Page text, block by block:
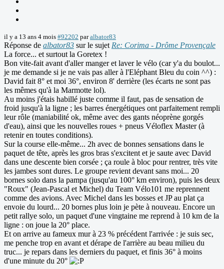
il y a 13 ans 4 mois #92202 paralbator83
Réponse de albator83 sur le sujet Re: Corima - Drôme Provençale
La force... et surtout la Goretex !
Bon vite-fait avant d'aller manger et laver le vélo (car y'a du boulot...
je me demande si je ne vais pas aller à l'Eléphant Bleu du coin ^^) :
David fait 8° et moi 36°, environ 8' derrière (les écarts ne sont pas
les mêmes qu'à la Marmotte lol).
Au moins j'étais habillé juste comme il faut, pas de sensation de
froid jusqu'à la ligne ; les barres énergétiques ont parfaitement rempli
leur rôle (maniabilité ok, même avec des gants néoprène gorgés
d'eau), ainsi que les nouvelles roues + pneus Véloflex Master (à
retenir en toutes conditions).
Sur la course elle-même... 2h avec de bonnes sensations dans le
paquet de tête, après les gros bras s'excitent et je saute avec David
dans une descente bien corsée ; ça roule à bloc pour rentrer, très vite
les jambes sont dures. Le groupe revient devant sans moi... 20
bornes solo dans la pampa (jusqu'au 100° km environ), puis les deux
"Roux" (Jean-Pascal et Michel) du Team Vélo101 me reprennent
comme des avions. Avec Michel dans les bosses et JP au plat ça
envoie du lourd... 20 bornes plus loin je pète à nouveau. Encore un
petit rallye solo, un paquet d'une vingtaine me reprend à 10 km de la
ligne : on joue la 20° place.
Et on arrive au fameux mur à 23 % précédent l'arrivée : je suis sec,
me penche trop en avant et dérape de l'arrière au beau milieu du
truc... je repars dans les derniers du paquet, et finis 36° à moins
d'une minute du 20°